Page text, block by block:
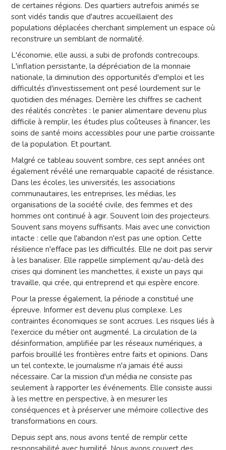
de certaines régions. Des quartiers autrefois animés se
sont vidés tandis que d'autres accueillaient des
populations déplacées cherchant simplement un espace où
reconstruire un semblant de normalité.
L'économie, elle aussi, a subi de profonds contrecoups.
L'inflation persistante, la dépréciation de la monnaie
nationale, la diminution des opportunités d'emploi et les
difficultés d'investissement ont pesé lourdement sur le
quotidien des ménages. Derrière les chiffres se cachent
des réalités concrètes : le panier alimentaire devenu plus
difficile à remplir, les études plus coûteuses à financer, les
soins de santé moins accessibles pour une partie croissante
de la population. Et pourtant.
Malgré ce tableau souvent sombre, ces sept années ont
également révélé une remarquable capacité de résistance.
Dans les écoles, les universités, les associations
communautaires, les entreprises, les médias, les
organisations de la société civile, des femmes et des
hommes ont continué à agir. Souvent loin des projecteurs.
Souvent sans moyens suffisants. Mais avec une conviction
intacte : celle que l'abandon n'est pas une option. Cette
résilience n'efface pas les difficultés. Elle ne doit pas servir
à les banaliser. Elle rappelle simplement qu'au-delà des
crises qui dominent les manchettes, il existe un pays qui
travaille, qui crée, qui entreprend et qui espère encore.
Pour la presse également, la période a constitué une
épreuve. Informer est devenu plus complexe. Les
contraintes économiques se sont accrues. Les risques liés à
l'exercice du métier ont augmenté. La circulation de la
désinformation, amplifiée par les réseaux numériques, a
parfois brouillé les frontières entre faits et opinions. Dans
un tel contexte, le journalisme n'a jamais été aussi
nécessaire. Car la mission d'un média ne consiste pas
seulement à rapporter les événements. Elle consiste aussi
à les mettre en perspective, à en mesurer les
conséquences et à préserver une mémoire collective des
transformations en cours.
Depuis sept ans, nous avons tenté de remplir cette